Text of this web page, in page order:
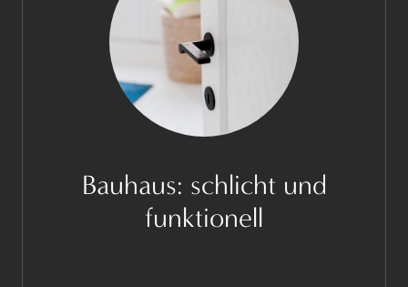
Bauhaus: schlicht und
funktionell